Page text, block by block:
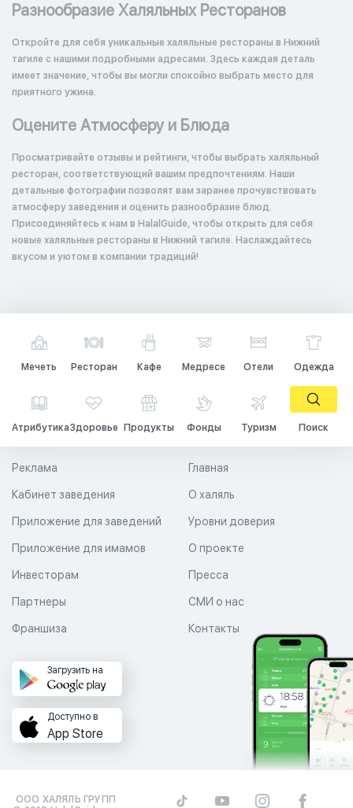
Разнообразие Халяльных Ресторанов
Откройте для себя уникальные халяльные рестораны в Нижний
тагиле с нашими подробными адресами. Здесь каждая деталь
имеет значение, чтобы вы могли спокойно выбрать место для
приятного ужина.
Оцените Атмосферу и Блюда
Просматривайте отзывы и рейтинги, чтобы выбрать халяльный
ресторан, соответствующий вашим предпочтениям. Наши
детальные фотографии позволят вам заранее прочувствовать
атмосферу заведения и оценить разнообразие блюд.
Присоединяйтесь к нам в HalalGuide, чтобы открыть для себя
новые халяльные рестораны в Нижний тагиле. Наслаждайтесь
вкусом и уютом в компании традиций!
Мечеть Ресторан Кафе Медресе Отели Одежда
АтрибутикаЗдоровье Продукты Фонды Туризм Поиск
Главная
О халяль
Уровни доверия
Реклама
Кабинет заведения
Приложение для заведений
Приложение для имамов О проекте
Пресса
СМИ о нас
Контакты
Инвесторам
Партнеры
Франшиза
Загрузить на
Доступно в
App Store
ООО ХАЛЯЛЬ ГРУПП